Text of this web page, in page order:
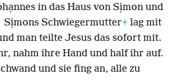
in das Haus von Sịmon und
Sịmons Schwiegermutter+ lag mit
man teilte Jesus das sofort mit.
nahm ihre Hand und half ihr auf.
und sie fing an, alle zu